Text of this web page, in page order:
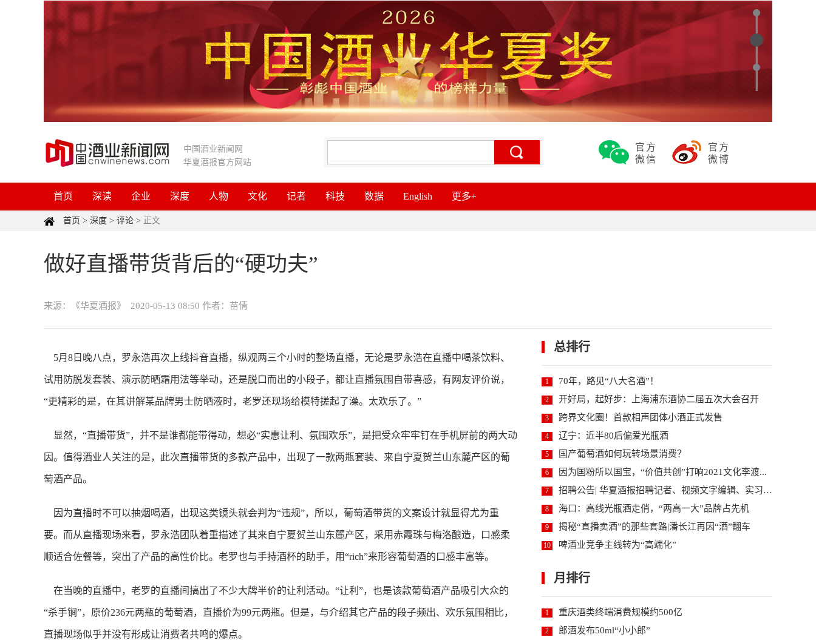
中国酒业新闻网
华夏酒报官方网站
官方
微信
官方
微博
首页 深读 企业 深度 人物 文化 记者 科技 数据 English 更多+
首页 > 深度 > 评论 > 正文
做好直播带货背后的“硬功夫”
来源：《华夏酒报》 2020-05-13 08:50 作者：苗倩
5月8日晚八点，罗永浩再次上线抖音直播，纵观两三个小时的整场直播，无论是罗永浩在直播中喝茶饮料、
试用防脱发套装、演示防晒霜用法等举动，还是脱口而出的小段子，都让直播氛围自带喜感，有网友评价说，
“更精彩的是，在其讲解某品牌男士防晒液时，老罗还现场给模特搓起了澡。太欢乐了。”
显然，“直播带货”，并不是谁都能带得动，想必“实惠让利、氛围欢乐”，是把受众牢牢钉在手机屏前的两大动
因。值得酒业人关注的是，此次直播带货的多款产品中，出现了一款两瓶套装、来自宁夏贺兰山东麓产区的葡
萄酒产品。
因为直播时不可以抽烟喝酒，出现这类镜头就会判为“违规”，所以，葡萄酒带货的文案设计就显得尤为重
要。而从直播现场来看，罗永浩团队着重描述了其来自宁夏贺兰山东麓产区，采用赤霞珠与梅洛酿造，口感柔
顺适合佐餐等，突出了产品的高性价比。老罗也与手持酒杯的助手，用“rich”来形容葡萄酒的口感丰富等。
在当晚的直播中，老罗的直播间搞出了不少大牌半价的让利活动。“让利”，也是该款葡萄酒产品吸引大众的
“杀手锏”，原价236元两瓶的葡萄酒，直播价为99元两瓶。但是，与介绍其它产品的段子频出、欢乐氛围相比，
直播现场似乎并没有形成让消费者共鸣的爆点。
总排行
1 70年，路见“八大名酒”！
2 开好局，起好步：上海浦东酒协二届五次大会召开
3 跨界文化圈！首款相声团体小酒正式发售
4 辽宁：近半80后偏爱光瓶酒
5 国产葡萄酒如何玩转场景消费？
6 因为国粉所以国宝，“价值共创”打响2021文化李渡...
7 招聘公告| 华夏酒报招聘记者、视频文字编辑、实习编...
8 海口：高线光瓶酒走俏，“两高一大”品牌占先机
9 揭秘“直播卖酒”的那些套路|潘长江再因“酒”翻车
10 啤酒业竞争主线转为“高端化”
月排行
1 重庆酒类终端消费规模约500亿
2 郎酒发布50ml“小小郎”